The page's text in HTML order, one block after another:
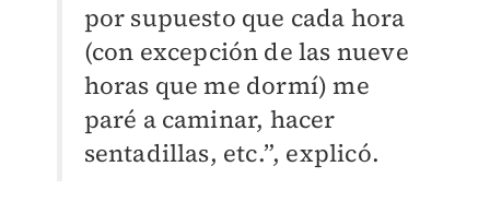
por supuesto que cada hora
(con excepción de las nueve
horas que me dormí) me
paré a caminar, hacer
sentadillas, etc.”, explicó.